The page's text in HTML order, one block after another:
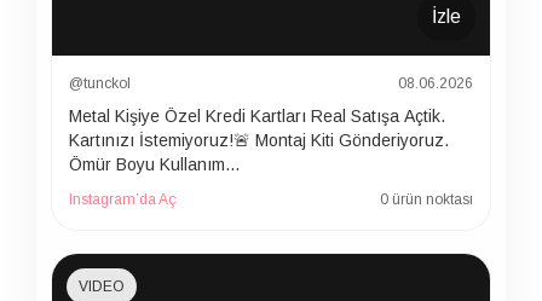
İzle
@tunckol 08.06.2026
Metal Kişiye Özel Kredi Kartları Real Satışa Açtik.
Kartınızı İstemiyoruz!🚨 Montaj Kiti Gönderiyoruz.
Ömür Boyu Kullanım…
Instagram’da Aç 0 ürün noktası
VIDEO